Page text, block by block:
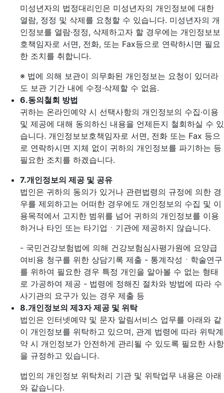
미성년자의 법정대리인은 미성년자의 개인정보에 대한
열람, 정정 및 삭제를 요청할 수 있습니다. 미성년자의 개
인정보를 열람·정정, 삭제하고자 할 경우에는 개인정보보
호책임자로 서면, 전화, 또는 Fax등으로 연락하시면 필요
한 조치를 취합니다.
※ 법에 의해 보관이 의무화된 개인정보는 요청이 있더라
도 보관 기간 내에 수정·삭제할 수 없음.
6.동의철회 방법
귀하는 온라인예약 시 선택사항의 개인정보의 수집·이용
및 제공에 대해 동의하신 내용을 언제든지 철회하실 수 있
습니다. 개인정보보호책임자로 서면, 전화 또는 Fax 등으
로 연락하시면 지체 없이 귀하의 개인정보를 파기하는 등
필요한 조치를 하겠습니다.
7.개인정보의 제공 및 공유
법인은 귀하의 동의가 있거나 관련법령의 규정에 의한 경
우를 제외하고는 어떠한 경우에도 개인정보의 수집 및 이
용목적에서 고지한 범위를 넘어 귀하의 개인정보를 이용
하거나 타인 또는 타기업ㆍ기관에 제공하지 않습니다.
- 국민건강보험법에 의해 건강보험심사평가원에 요양급
여비용 청구를 위한 상담기록 제출 - 통계작성ㆍ학술연구
를 위하여 필요한 경우 특정 개인을 알아볼 수 없는 형태
로 가공하여 제공 - 법령에 정해진 절차와 방법에 따라 수
사기관의 요구가 있는 경우 제출 등
8.개인정보의 제3자 제공 및 위탁
법인은 인터넷예약 및 문자 알림서비스 업무를 아래와 같
이 개인정보를 위탁하고 있으며, 관계 법령에 따라 위탁계
약 시 개인정보가 안전하게 관리될 수 있도록 필요한 사항
을 규정하고 있습니다.
법인의 개인정보 위탁처리 기관 및 위탁업무 내용은 아래
와 같습니다.